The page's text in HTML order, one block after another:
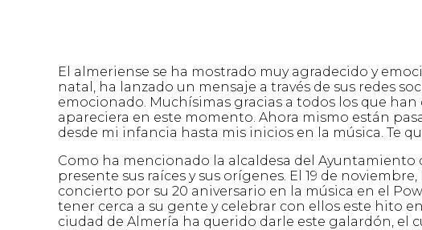
El almeriense se ha mostrado muy agradecido y
natal, ha lanzado un mensaje a través de sus redes
emocionado. Muchísimas gracias a todos los que
apareciera en este momento. Ahora mismo están
desde mi infancia hasta mis inicios en la música. Te
Como ha mencionado la alcaldesa del
presente sus raíces y sus orígenes. El 19 de
concierto por su 20 aniversario en la música en el
tener cerca a su gente y celebrar con ellos este hito
ciudad de Almería ha querido darle este galardón, el